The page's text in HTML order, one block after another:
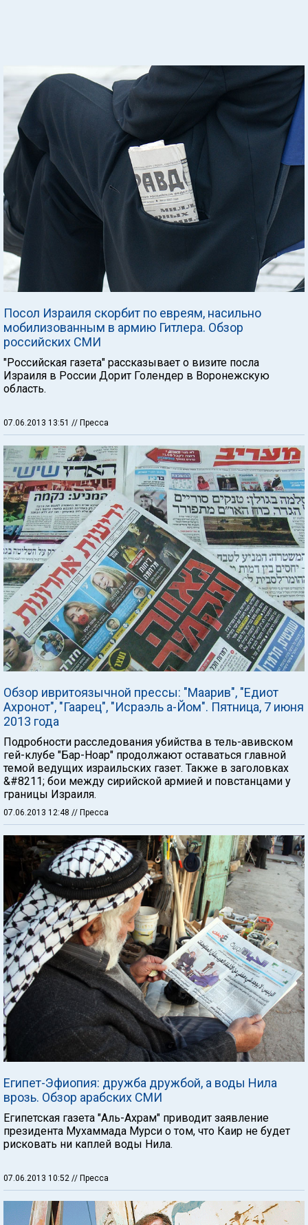
Посол Израиля скорбит по евреям, насильно
мобилизованным в армию Гитлера. Обзор
российских СМИ
"Российская газета" рассказывает о визите посла
Израиля в России Дорит Голендер в Воронежскую
область.
07.06.2013 13:51 // Пресса
Обзор ивритоязычной прессы: "Маарив", "Едиот
Ахронот", "Гаарец", "Исраэль а-Йом". Пятница, 7 июня
2013 года
Подробности расследования убийства в тель-авивском
гей-клубе "Бар-Ноар" продолжают оставаться главной
темой ведущих израильских газет. Также в заголовках
&#8211; бои между сирийской армией и повстанцами у
границы Израиля.
07.06.2013 12:48 // Пресса
Египет-Эфиопия: дружба дружбой, а воды Нила
врозь. Обзор арабских СМИ
Египетская газета "Аль-Ахрам" приводит заявление
президента Мухаммада Мурси о том, что Каир не будет
рисковать ни каплей воды Нила.
07.06.2013 10:52 // Пресса